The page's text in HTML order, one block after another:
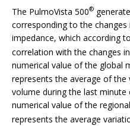
The PulmoVista 500®
corresponding to the changes
impedance, which according
correlation with the changes
numerical value of the global
represents the average of
volume during the last
numerical value of the
represents the average